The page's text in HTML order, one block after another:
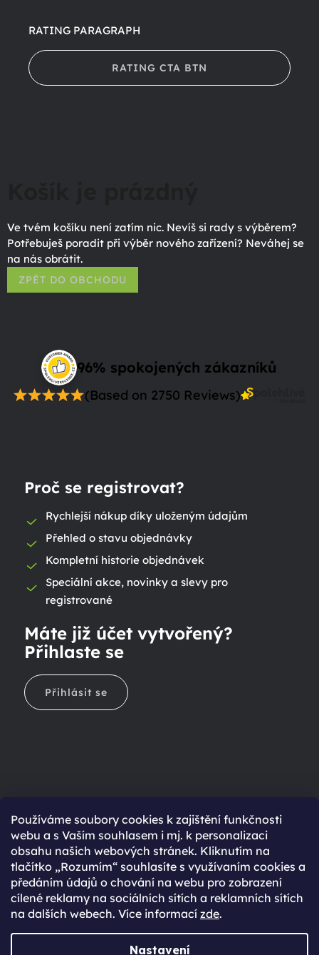
Používáme soubory cookies k zajištění funkčnosti
webu a s Vaším souhlasem i mj. k personalizaci
obsahu našich webových stránek. Kliknutím na
tlačítko „Rozumím“ souhlasíte s využívaním cookies a
předáním údajů o chování na webu pro zobrazení
cílené reklamy na sociálních sítích a reklamních sítích
na dalších webech. Více informací zde.
Nastavení
RATING PARAGRAPH
RATING CTA BTN
Ve tvém košíku není zatím nic. Nevíš si rady s výběrem?
Potřebuješ poradit při výběr nového zařízení? Neváhej se
na nás obrátit.
ZPĚT DO OBCHODU
96% spokojených zákazníků
(Based on 2750 Reviews)
Proč se registrovat?
Rychlejší nákup díky uloženým údajům
Přehled o stavu objednávky
Kompletní historie objednávek
Speciální akce, novinky a slevy pro
registrované
Máte již účet vytvořený?
Přihlaste se
Přihlásit se
Ještě nemáte účet?
Rychlejší nákup díky uloženým údajům
Přehled o stavu objednávky
Kompletní historie objednávek
Speciální akce, novinky a slevy pro registrované